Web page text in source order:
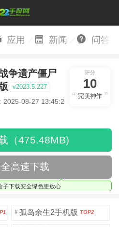
应用 新闻 问答
争遗产僵尸
v2023.5.227
2025-08-27 13:45:24
评分
10
完美神作
（475.48MB)
高速下载
子下载安全绿色更放心
# 孤岛余生2手机版 TOP2